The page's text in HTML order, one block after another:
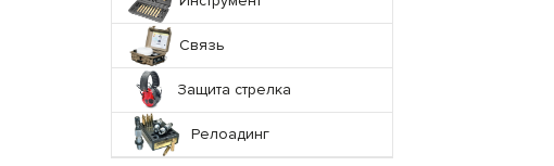
Связь
Защита стрелка
Релоадинг